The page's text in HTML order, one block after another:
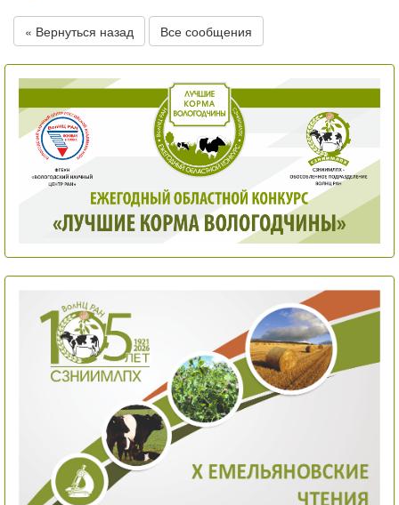
« Вернуться назад Все сообщения